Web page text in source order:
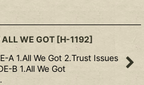
ALL WE GOT [H-1192]
A 1.All We Got 2.Trust Issues
B 1.All We Got